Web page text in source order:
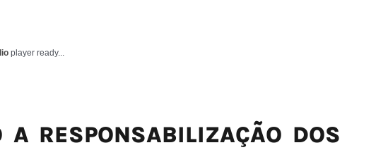
player ready...
A RESPONSABILIZAÇÃO DOS